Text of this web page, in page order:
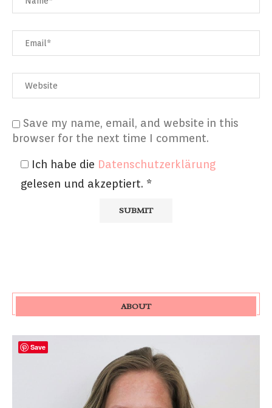
Save my name, email, and website in this
browser for the next time I comment.
Ich habe die Datenschutzerklärung
gelesen und akzeptiert. *
ABOUT
Save